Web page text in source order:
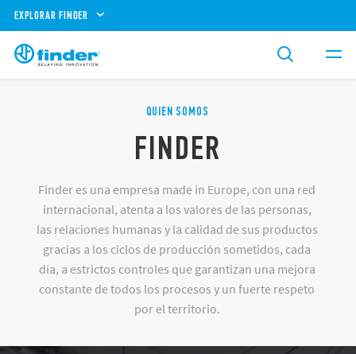
EXPLORAR FINDER
QUIEN SOMOS
FINDER
Finder es una empresa made in Europe, con una red
internacional, atenta a los valores de las personas,
las relaciones humanas y la calidad de sus productos
gracias a los ciclos de producción sometidos, cada
día, a estrictos controles que garantizan una mejora
constante de todos los procesos y un fuerte respeto
por el territorio.